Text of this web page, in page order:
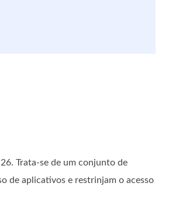
Trata-se de um conjunto de
de aplicativos e restrinjam o acesso